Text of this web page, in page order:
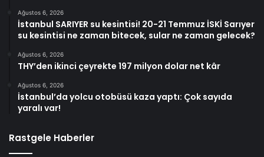
Ağustos 6, 2026
İstanbul SARIYER su kesintisi! 20-21 Temmuz İSKİ Sarıyer
su kesintisi ne zaman bitecek, sular ne zaman gelecek?
Ağustos 6, 2026
THY’den ikinci çeyrekte 197 milyon dolar net kâr
Ağustos 6, 2026
İstanbul’da yolcu otobüsü kaza yaptı: Çok sayıda
yaralı var!
Rastgele Haberler